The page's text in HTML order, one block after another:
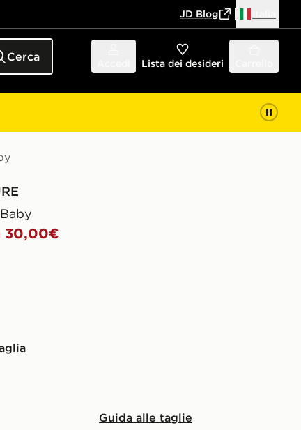
JD Blog
Cerca Lista dei desideri
30,00€
Guida alle taglie